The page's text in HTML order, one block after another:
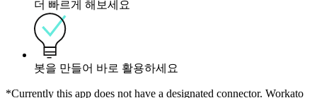
더 빠르게 해보세요
봇을 만들어 바로 활용하세요
*Currently this app does not have a designated connector. Workato